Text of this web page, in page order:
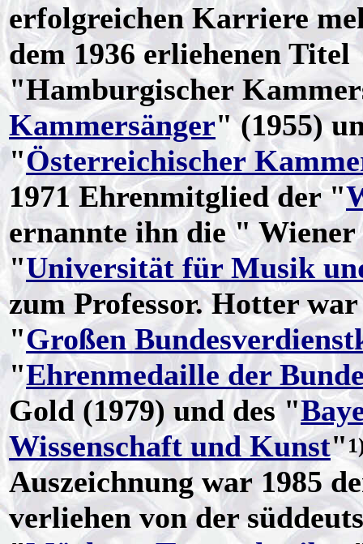
erfolgreichen Karriere
dem 1936 erliehenen Titel
"Hamburgischer
Kammersänger" (1955)
"Österreichischer
1971 Ehrenmitglied der "
ernannte ihn die "
"Universität für Musik
zum Professor. Hotter
"Großen
"Ehrenmedaille der
Gold (1979) und des "
Wissenschaft und Kunst"
Auszeichnung war 1985
verliehen von der